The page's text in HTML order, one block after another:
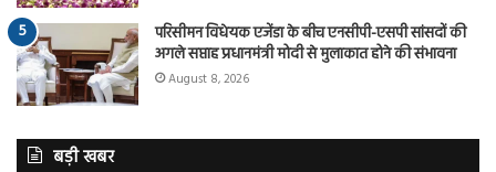
परिसीमन विधेयक एजेंडा के बीच एनसीपी-एसपी सांसदों की
अगले सप्ताह प्रधानमंत्री मोदी से मुलाकात होने की संभावना
August 8, 2026
बड़ी खबर